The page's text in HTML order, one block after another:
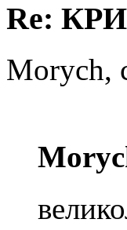
Re:
Morych,